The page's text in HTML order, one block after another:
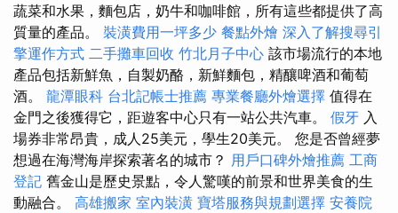
蔬菜和水果，麵包店，奶牛和咖啡館，所有這些都提供了高
質量的產品。 裝潢費用一坪多少 餐點外燴 深入了解搜尋引
擎運作方式 二手攤車回收 竹北月子中心 該市場流行的本地
產品包括新鮮魚，自製奶酪，新鮮麵包，精釀啤酒和葡萄
酒。 龍潭眼科 台北記帳士推薦 專業餐廳外燴選擇 值得在
金門之後獲得它，距遊客中心只有一站公共汽車。 假牙 入
場券非常昂貴，成人25美元，學生20美元。 您是否曾經夢
想過在海灣海岸探索著名的城市？ 用戶口碑外燴推薦 工商
登記 舊金山是歷史景點，令人驚嘆的前景和世界美食的生
動融合。 高雄搬家 室內裝潢 寶塔服務與規劃選擇 安養院